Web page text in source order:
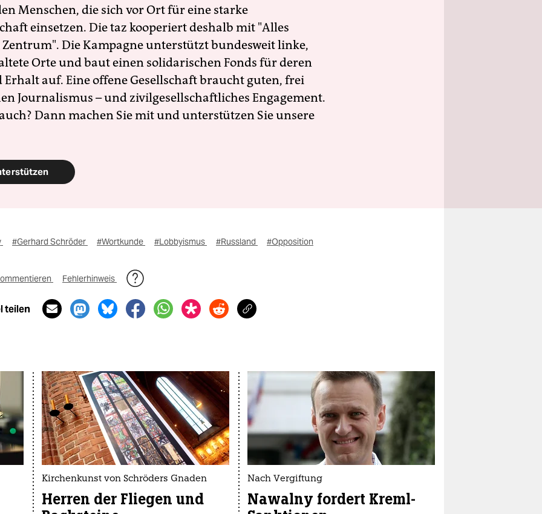
Menschen, die sich vor Ort für eine starke
einsetzen. Die taz kooperiert deshalb mit "Alles
Die Kampagne unterstützt bundesweit linke,
Orte und baut einen solidarischen Fonds für deren
Erhalt auf. Eine offene Gesellschaft braucht guten, frei
Journalismus – und zivilgesellschaftliches Engagement.
Dann machen Sie mit und unterstützen Sie unsere
#Gerhard Schröder #Wortkunde #Lobbyismus #Russland #Opposition
Fehlerhinweis
teilen
Kirchenkunst von Schröders Gnaden
Herren der Fliegen und
Nach Vergiftung
Nawalny fordert Kreml-